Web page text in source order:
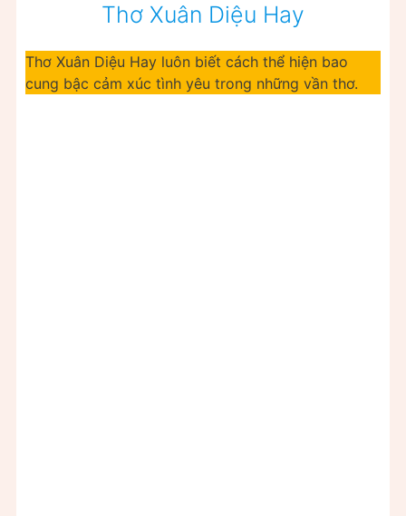
Thơ Xuân Diệu Hay
Thơ Xuân Diệu Hay luôn biết cách thể hiện bao
cung bậc cảm xúc tình yêu trong những vần thơ.